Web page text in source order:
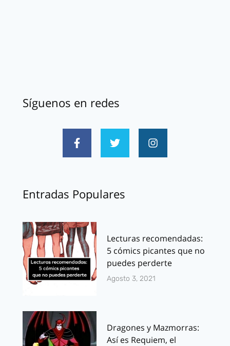
Síguenos en redes
Entradas Populares
Lecturas recomendadas:
5 cómics picantes que no
puedes perderte
Agosto 3, 2021
Dragones y Mazmorras:
Así es Requiem, el